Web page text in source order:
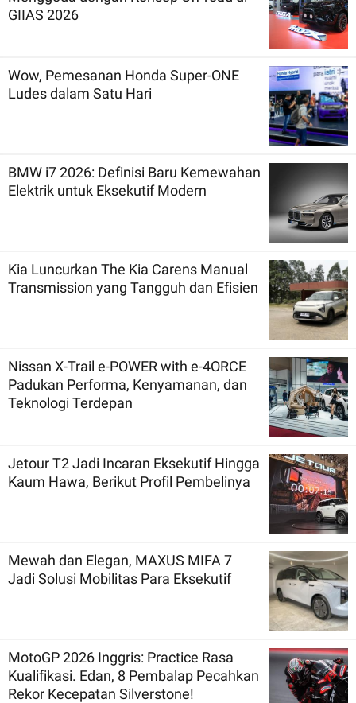
GIIAS 2026
Wow, Pemesanan Honda Super-ONE
Ludes dalam Satu Hari
BMW i7 2026: Definisi Baru Kemewahan
Elektrik untuk Eksekutif Modern
Kia Luncurkan The Kia Carens Manual
Transmission yang Tangguh dan Efisien
Nissan X-Trail e-POWER with e-4ORCE
Padukan Performa, Kenyamanan, dan
Teknologi Terdepan
Jetour T2 Jadi Incaran Eksekutif Hingga
Kaum Hawa, Berikut Profil Pembelinya
Mewah dan Elegan, MAXUS MIFA 7
Jadi Solusi Mobilitas Para Eksekutif
MotoGP 2026 Inggris: Practice Rasa
Kualifikasi. Edan, 8 Pembalap Pecahkan
Rekor Kecepatan Silverstone!